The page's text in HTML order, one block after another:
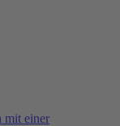
mit einer